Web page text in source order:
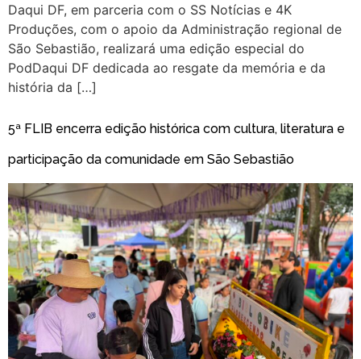
Daqui DF, em parceria com o SS Notícias e 4K
Produções, com o apoio da Administração regional de
São Sebastião, realizará uma edição especial do
PodDaqui DF dedicada ao resgate da memória e da
história da […]
5ª FLIB encerra edição histórica com cultura, literatura e
participação da comunidade em São Sebastião